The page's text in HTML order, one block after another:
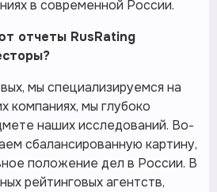
в современной России.
отчеты RusRating
мы специализируемся на
компаниях, мы глубоко
наших исследований. Во-
сбалансированную картину,
положение дел в России. В
рейтинговых агентств,